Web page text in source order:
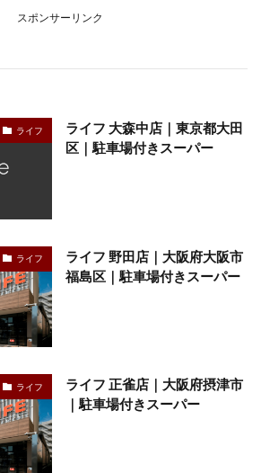
スポンサーリンク
ライフ
ライフ 大森中店｜東京都大田
区｜駐車場付きスーパー
ライフ
ライフ 野田店｜大阪府大阪市
福島区｜駐車場付きスーパー
ライフ
ライフ 正雀店｜大阪府摂津市
｜駐車場付きスーパー